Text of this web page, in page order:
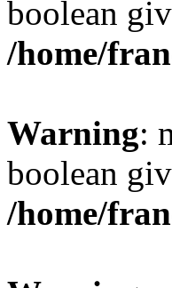
boolean
/home/
Warning:
boolean
/home/